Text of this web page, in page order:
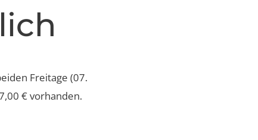
Freitage (07.
€ vorhanden.